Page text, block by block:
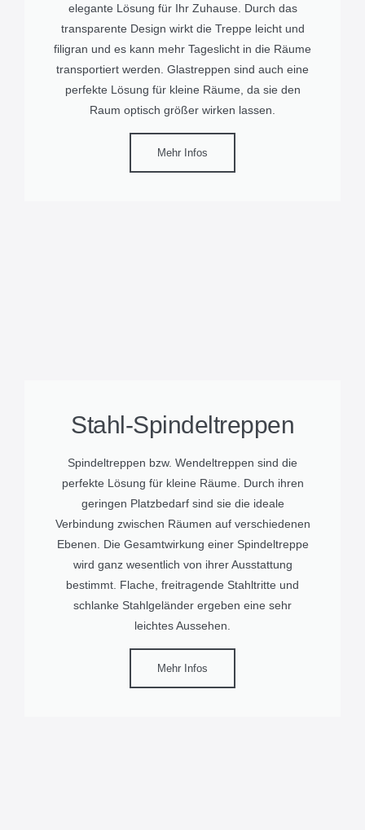
elegante Lösung für Ihr Zuhause. Durch das
transparente Design wirkt die Treppe leicht und
filigran und es kann mehr Tageslicht in die Räume
transportiert werden. Glastreppen sind auch eine
perfekte Lösung für kleine Räume, da sie den
Raum optisch größer wirken lassen.
Mehr Infos
Stahl-Spindeltreppen
Spindeltreppen bzw. Wendeltreppen sind die
perfekte Lösung für kleine Räume. Durch ihren
geringen Platzbedarf sind sie die ideale
Verbindung zwischen Räumen auf verschiedenen
Ebenen. Die Gesamtwirkung einer Spindeltreppe
wird ganz wesentlich von ihrer Ausstattung
bestimmt. Flache, freitragende Stahltritte und
schlanke Stahlgeländer ergeben eine sehr
leichtes Aussehen.
Mehr Infos